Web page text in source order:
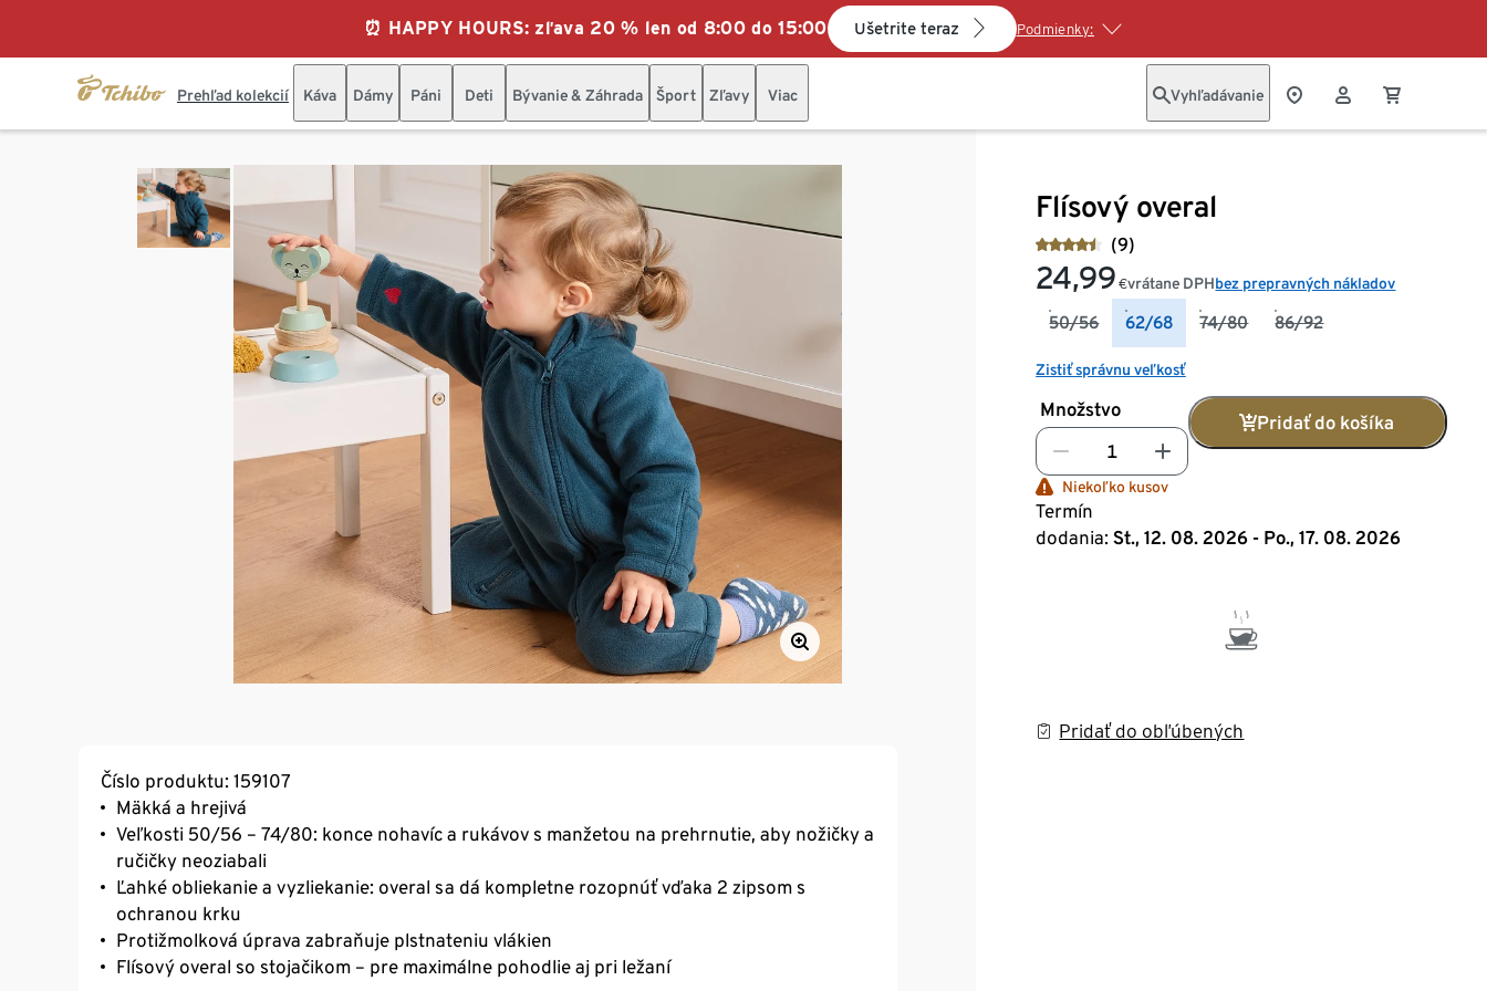
⏰ HAPPY HOURS: zľava 20 % len od 8:00 do 15:00 Ušetrite teraz Podmienky:
Prehľad kolekcií Káva Dámy Páni Deti Bývanie & Záhrada Šport Zľavy Viac Vyhľadávanie
Flísový overal
(9)
24,99 €vrátane DPHbez prepravných nákladov
50/56 62/68 74/80 86/92
Zistiť správnu veľkosť
Množstvo
Pridať do košíka
Niekoľko kusov
Termín
dodania: St., 12. 08. 2026 - Po., 17. 08. 2026
Pridať do obľúbených
Číslo produktu: 159107
Mäkká a hrejivá
Veľkosti 50/56 – 74/80: konce nohavíc a rukávov s manžetou na prehrnutie, aby nožičky a
ručičky neoziabali
Ľahké obliekanie a vyzliekanie: overal sa dá kompletne rozopnúť vďaka 2 zipsom s
ochranou krku
Protižmolková úprava zabraňuje plstnateniu vlákien
Flísový overal so stojačikom – pre maximálne pohodlie aj pri ležaní